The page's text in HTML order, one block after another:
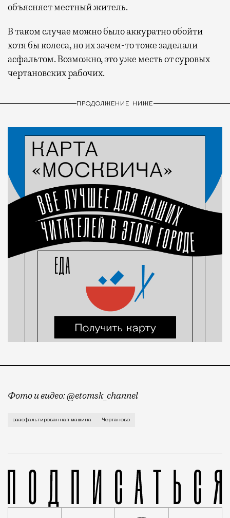
объясняет местный житель.
В таком случае можно было аккуратно обойти
хотя бы колеса, но их зачем-то тоже заделали
асфальтом. Возможно, это уже месть от суровых
чертановских рабочих.
ПРОДОЛЖЕНИЕ НИЖЕ
Фото и видео: @etomsk_channel
Удивительно, но многие москвичи встали на
заасфальтированная машина Чертаново